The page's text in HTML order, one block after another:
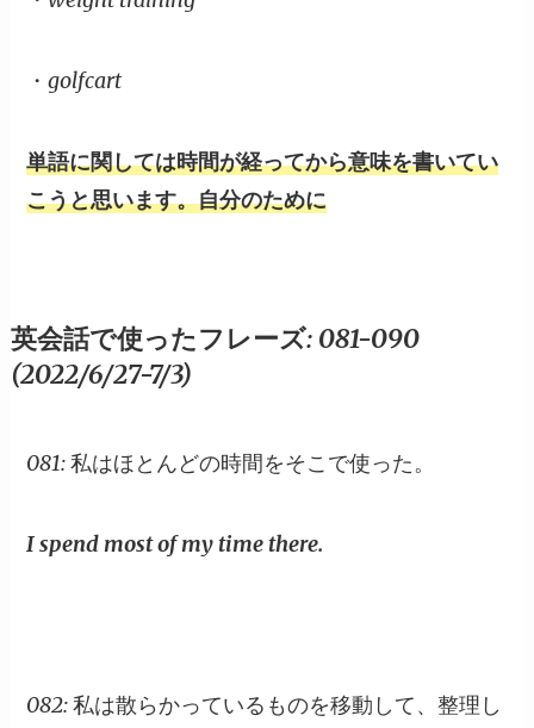
・golfcart
単語に関しては時間が経ってから意味を書いてい
こうと思います。自分のために
英会話で使ったフレーズ: 081-090
(2022/6/27-7/3)
081: 私はほとんどの時間をそこで使った。
I spend most of my time there.
082: 私は散らかっているものを移動して、整理し